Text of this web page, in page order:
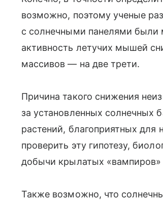
возможно, поэтому ученые
с солнечными панелями были
активность летучих мышей
массивов — на две трети.
Причина такого снижения
за установленных солнечных
растений, благоприятных
проверить эту гипотезу,
добычи крылатых «вампиров»
Также возможно, что